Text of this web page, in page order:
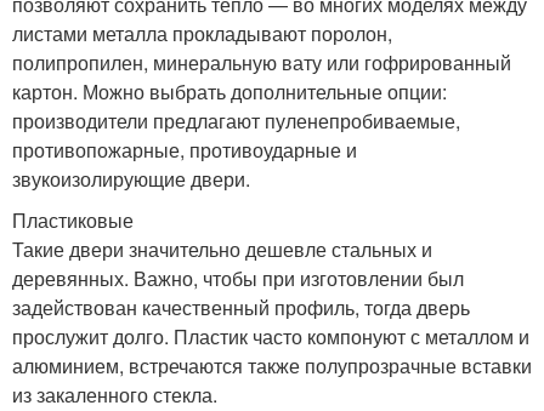
листами металла прокладывают поролон,
полипропилен, минеральную вату или гофрированный
картон. Можно выбрать дополнительные опции:
производители предлагают пуленепробиваемые,
противопожарные, противоударные и
звукоизолирующие двери.
Пластиковые
Такие двери значительно дешевле стальных и
деревянных. Важно, чтобы при изготовлении был
задействован качественный профиль, тогда дверь
прослужит долго. Пластик часто компонуют с металлом и
алюминием, встречаются также полупрозрачные вставки
из закаленного стекла.